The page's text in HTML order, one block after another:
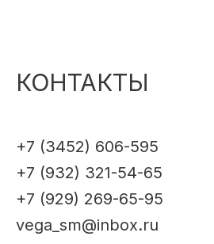
КОНТАКТЫ
+7 (3452) 606-595
+7 (932) 321-54-65
+7 (929) 269-65-95
vega_sm@inbox.ru